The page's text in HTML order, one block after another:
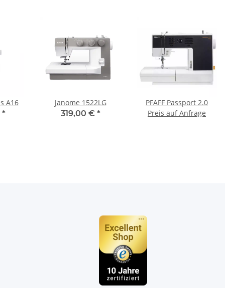
A16
*
Janome 1522LG
319,00 € *
PFAFF Passport 2.0
Preis auf Anfrage